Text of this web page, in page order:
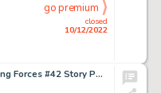
closed
10/12/2022
go premium
Russ Heath Our Fighting Forces #42 Story Page 3 Original Art (DC, 1959)....